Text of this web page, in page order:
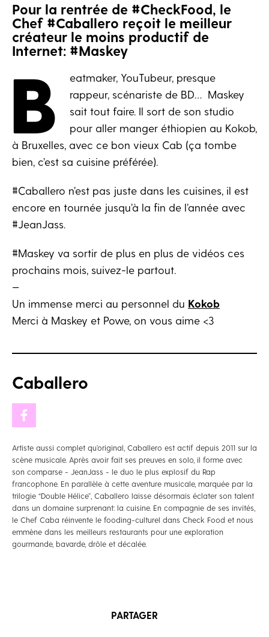
Pour la rentrée de #CheckFood, le
Chef #Caballero reçoit le meilleur
créateur le moins productif de
Internet: #Maskey
B
eatmaker, YouTubeur, presque
rappeur, scénariste de BD… Maskey
sait tout faire. Il sort de son studio
pour aller manger éthiopien au Kokob,
à Bruxelles, avec ce bon vieux Cab (ça tombe
bien, c’est sa cuisine préférée).
#Caballero n’est pas juste dans les cuisines, il est
encore en tournée jusqu’à la fin de l’année avec
#JeanJass.
#Maskey va sortir de plus en plus de vidéos ces
prochains mois, suivez-le partout.
—
Un immense merci au personnel du Kokob
Merci à Maskey et Powe, on vous aime <3
Caballero
Artiste aussi complet qu’original, Caballero est actif depuis 2011 sur la
scène musicale. Après avoir fait ses preuves en solo, il forme avec
son comparse - JeanJass - le duo le plus explosif du Rap
francophone. En parallèle à cette aventure musicale, marquée par la
trilogie “Double Hélice”, Caballero laisse désormais éclater son talent
dans un domaine surprenant: la cuisine. En compagnie de ses invités,
le Chef Caba réinvente le fooding-culturel dans Check Food et nous
emmène dans les meilleurs restaurants pour une exploration
gourmande, bavarde, drôle et décalée.
PARTAGER